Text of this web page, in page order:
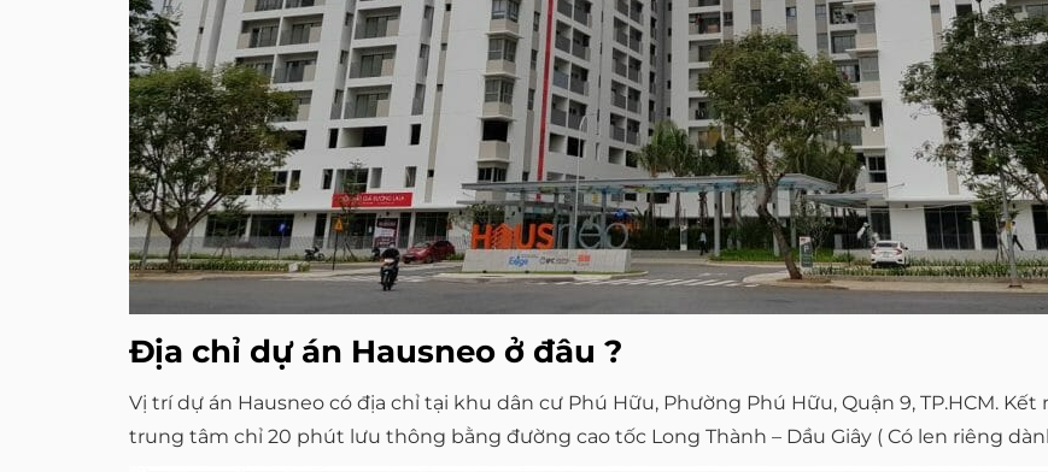
Địa chỉ dự án Hausneo ở đâu ?
Vị trí dự án Hausneo có địa chỉ tại khu dân cư Phú Hữu, Phường Phú Hữu, Quận 9, TP.HCM.
trung tâm chỉ 20 phút lưu thông bằng đường cao tốc Long Thành – Dầu Giây ( Có len riêng